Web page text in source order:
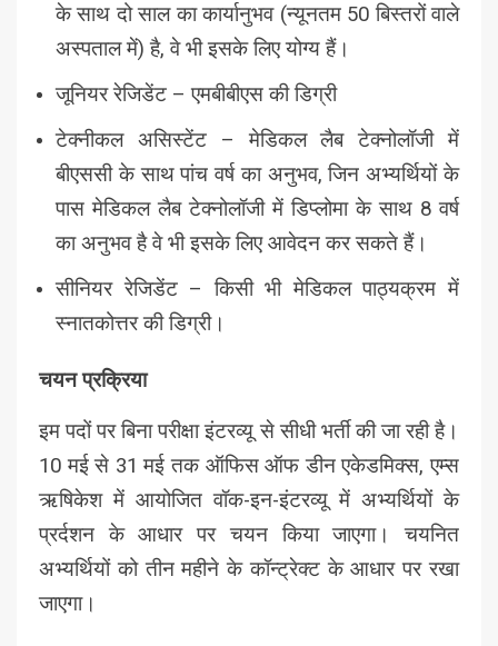
के साथ दो साल का कार्यानुभव (न्यूनतम 50 बिस्तरों वाले
अस्पताल में) है, वे भी इसके लिए योग्य हैं।
जूनियर रेजिडेंट – एमबीबीएस की डिग्री
टेक्नीकल असिस्टेंट – मेडिकल लैब टेक्नोलॉजी में
बीएससी के साथ पांच वर्ष का अनुभव, जिन अभ्यर्थियों के
पास मेडिकल लैब टेक्नोलॉजी में डिप्लोमा के साथ 8 वर्ष
का अनुभव है वे भी इसके लिए आवेदन कर सकते हैं।
सीनियर रेजिडेंट – किसी भी मेडिकल पाठ्यक्रम में
स्नातकोत्तर की डिग्री।
चयन प्रक्रिया
इम पदों पर बिना परीक्षा इंटरव्यू से सीधी भर्ती की जा रही है।
10 मई से 31 मई तक ऑफिस ऑफ डीन एकेडमिक्स, एम्स
ऋषिकेश में आयोजित वॉक-इन-इंटरव्यू में अभ्यर्थियों के
प्रर्दशन के आधार पर चयन किया जाएगा। चयनित
अभ्यर्थियों को तीन महीने के कॉन्ट्रेक्ट के आधार पर रखा
जाएगा।